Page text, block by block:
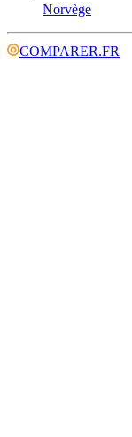
Norvège
COMPARER.FR